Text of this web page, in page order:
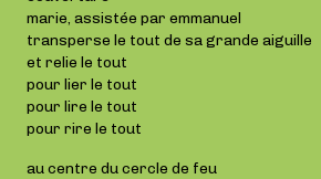
marie, assistée par emmanuel
transperse le tout de sa grande aiguille
et relie le tout
pour lier le tout
pour lire le tout
pour rire le tout
au centre du cercle de feu